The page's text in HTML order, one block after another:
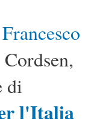
Francesco
di
l'Italia